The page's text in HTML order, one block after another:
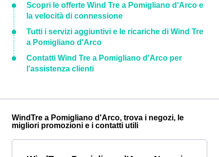
Scopri le offerte Wind Tre a Pomigliano d'Arco e
la velocità di connessione
Tutti i servizi aggiuntivi e le ricariche di Wind Tre
a Pomigliano d'Arco
Contatti Wind Tre a Pomigliano d'Arco per
l'assistenza clienti
WindTre a Pomigliano d'Arco, trova i negozi, le
migliori promozioni e i contatti utili